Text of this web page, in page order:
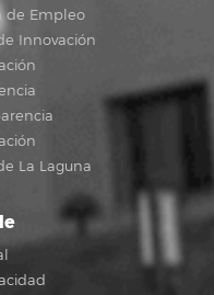
de Empleo
Innovación
La Laguna